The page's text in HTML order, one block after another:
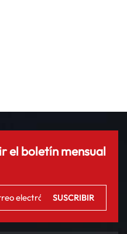
el boletín mensual